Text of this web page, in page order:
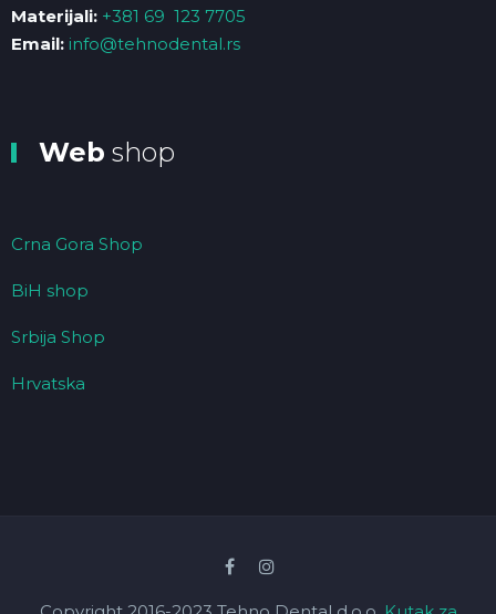
Materijali: +381 69 123 7705
Email: info@tehnodental.rs
Web shop
Crna Gora Shop
BiH shop
Srbija Shop
Hrvatska